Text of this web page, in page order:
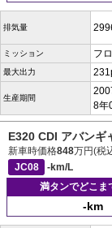
排気量
ミッション フ
最大出力
生産期間
8年
E320 CDI アバンギ
新車時価格848万円(税
JC08
-km/L
満タンでどこま
-km